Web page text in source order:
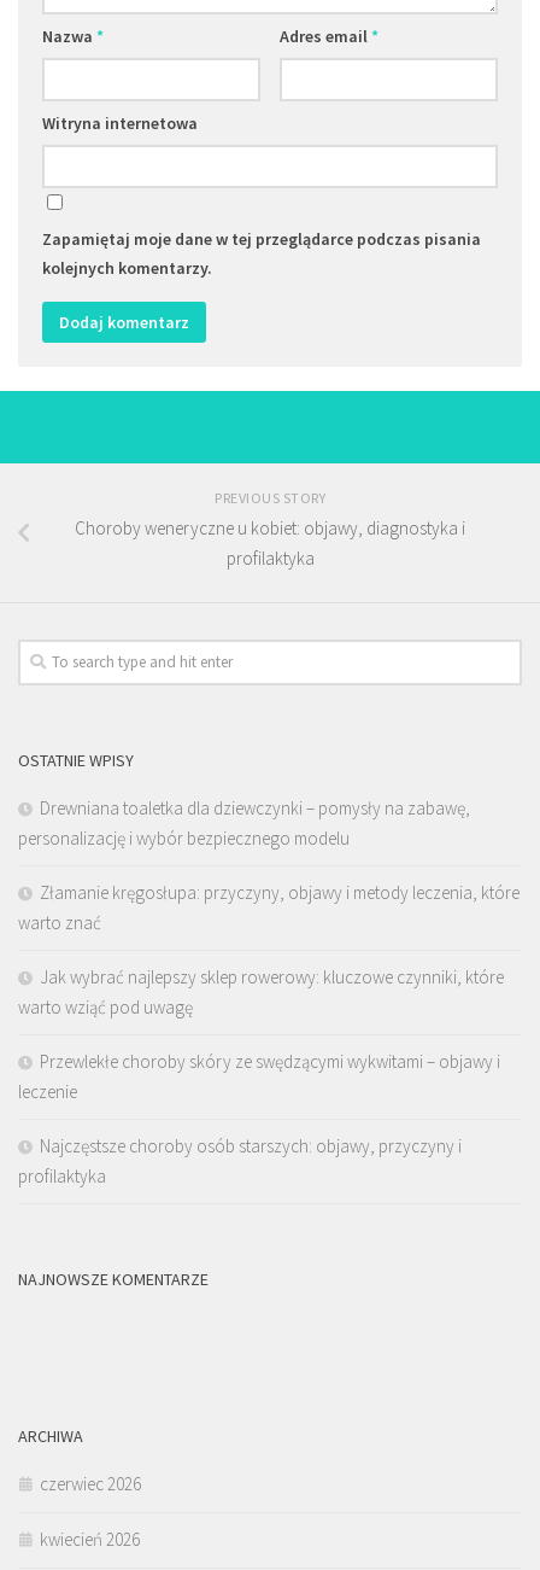
Nazwa * Adres email*
Witryna internetowa
Zapamiętaj moje dane w tej przeglądarce podczas pisania
kolejnych komentarzy.
PREVIOUS STORY
Choroby weneryczne u kobiet: objawy, diagnostyka i
profilaktyka
OSTATNIE WPISY
Drewniana toaletka dla dziewczynki – pomysły na zabawę,
personalizację i wybór bezpiecznego modelu
Złamanie kręgosłupa: przyczyny, objawy i metody leczenia, które
warto znać
Jak wybrać najlepszy sklep rowerowy: kluczowe czynniki, które
warto wziąć pod uwagę
Przewlekłe choroby skóry ze swędzącymi wykwitami – objawy i
leczenie
Najczęstsze choroby osób starszych: objawy, przyczyny i
profilaktyka
NAJNOWSZE KOMENTARZE
ARCHIWA
czerwiec 2026
kwiecień 2026